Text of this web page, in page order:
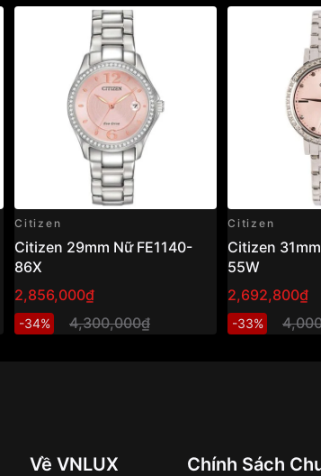
Citizen
Citizen 29mm Nữ FE1140-
86X
2,856,000₫
-34% 4,300,000₫
Citizen
Citizen
55W
2,692,800₫
-33%
Về VNLUX Chính Sách